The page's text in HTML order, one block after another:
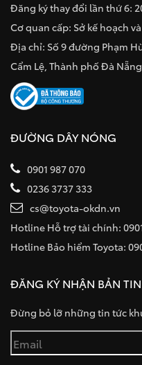
Đăng ký thay đổi lần thứ 6:
Cơ quan cấp: Sở kế hoạch
Địa chỉ: Số 9 đường Phạm
Cẩm Lệ, Thành phố Đà
ĐƯỜNG DÂY NÓNG
0901 987 070
0236 3737 333
cs@toyota-okdn.vn
Hotline Hỗ trợ tài chính:
Hotline Bảo hiểm Toyota:
ĐĂNG KÝ NHẬN BẢN TIN
Đừng bỏ lỡ những tin tức